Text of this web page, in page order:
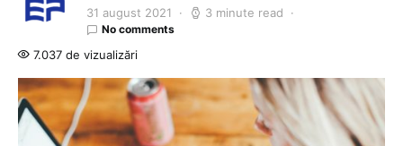
31 august 2021 3 minute read
No comments
7.037 de vizualizări